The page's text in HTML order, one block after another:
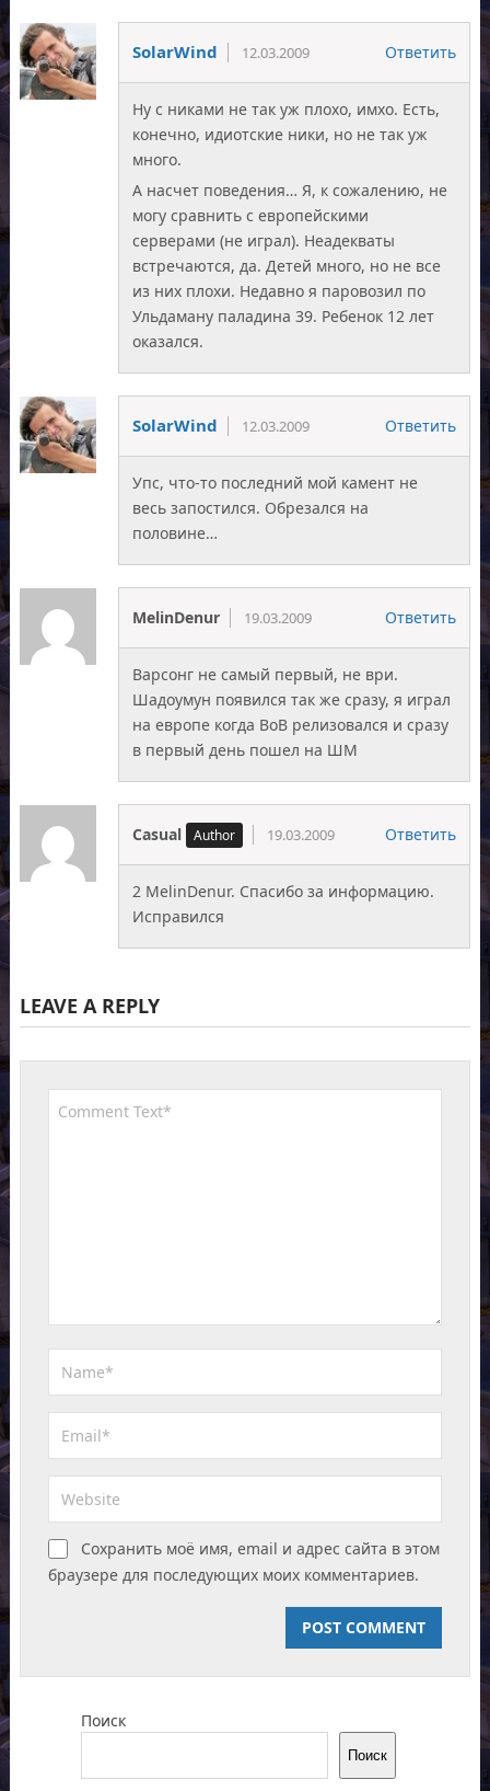
SolarWind 12.03.2009 Ответить
Ну с никами не так уж плохо, имхо. Есть,
конечно, идиотские ники, но не так уж
много.
А насчет поведения… Я, к сожалению, не
могу сравнить с европейскими
серверами (не играл). Неадекваты
встречаются, да. Детей много, но не все
из них плохи. Недавно я паровозил по
Ульдаману паладина 39. Ребенок 12 лет
оказался.
SolarWind 12.03.2009 Ответить
Упс, что-то последний мой камент не
весь запостился. Обрезался на
половине…
MelinDenur 19.03.2009 Ответить
Варсонг не самый первый, не ври.
Шадоумун появился так же сразу, я играл
на европе когда ВоВ релизовался и сразу
в первый день пошел на ШМ
Casual 19.03.2009 Ответить
2 MelinDenur. Спасибо за информацию.
Исправился
LEAVE A REPLY
Сохранить моё имя, email и адрес сайта в этом
браузере для последующих моих комментариев.
Поиск
Поиск